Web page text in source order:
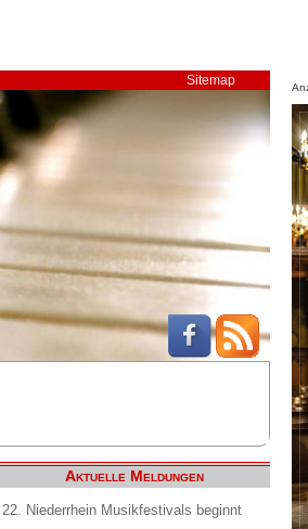
Sitemap
Aktuelle Meldungen
22. Niederrhein Musikfestivals beginnt